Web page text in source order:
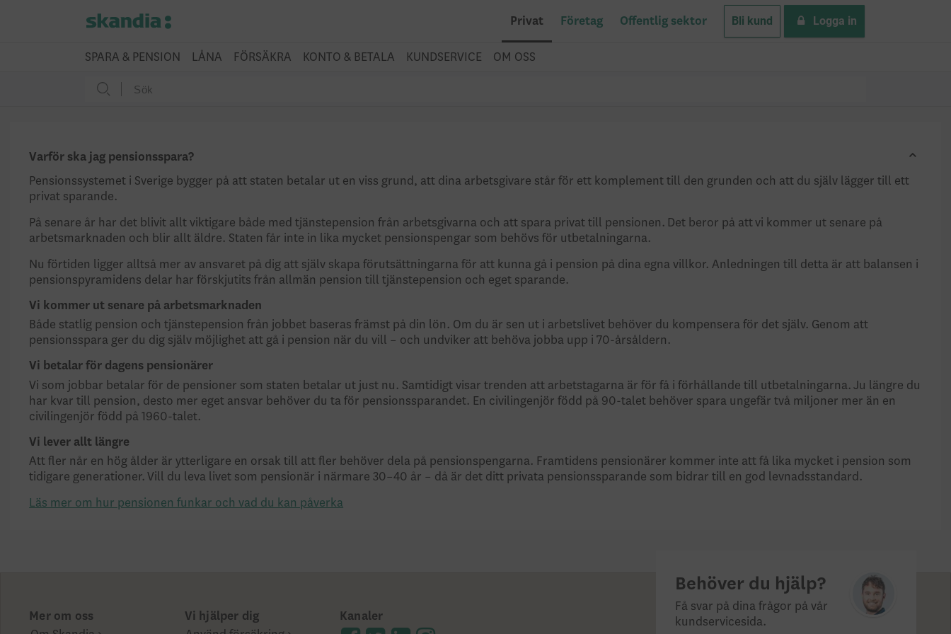
Privat Företag Offentlig sektor Bli kund Logga in
SPARA & PENSION LÅNA FÖRSÄKRA KONTO & BETALA KUNDSERVICE OM OSS
Varför ska jag pensionsspara?
Pensionssystemet i Sverige bygger på att staten betalar ut en viss grund, att dina arbetsgivare står för ett komplement till den grunden och att du själv lägger till ett
privat sparande.
På senare år har det blivit allt viktigare både med tjänstepension från arbetsgivarna och att spara privat till pensionen. Det beror på att vi kommer ut senare på
arbetsmarknaden och blir allt äldre. Staten får inte in lika mycket pensionspengar som behövs för utbetalningarna.
Nu förtiden ligger alltså mer av ansvaret på dig att själv skapa förutsättningarna för att kunna gå i pension på dina egna villkor. Anledningen till detta är att balansen i
pensionspyramidens delar har förskjutits från allmän pension till tjänstepension och eget sparande.
Vi kommer ut senare på arbetsmarknaden
Både statlig pension och tjänstepension från jobbet baseras främst på din lön. Om du är sen ut i arbetslivet behöver du kompensera för det själv. Genom att
pensionsspara ger du dig själv möjlighet att gå i pension när du vill – och undviker att behöva jobba upp i 70-årsåldern.
Vi betalar för dagens pensionärer
Vi som jobbar betalar för de pensioner som staten betalar ut just nu. Samtidigt visar trenden att arbets­tagarna är för få i förhållande till utbetalningarna. Ju längre du
har kvar till pension, desto mer eget ansvar behöver du ta för pensions­sparandet. En civilingenjör född på 90-talet behöver spara ungefär två miljoner mer än en
civilingenjör född på 1960-talet.
Vi lever allt längre
Att fler når en hög ålder är ytterligare en orsak till att fler behöver dela på pensionspengarna. Framtidens pensionärer kommer inte att få lika mycket i pension som
tidigare generationer. Vill du leva livet som pensionär i närmare 30–40 år – då är det ditt privata pensionssparande som bidrar till en god levnads­standard.
Läs mer om hur pensionen funkar och vad du kan påverka
Behöver du hjälp?
Få svar på dina frågor på vår
kundservicesida.
Mer om oss
Vi hjälper dig
Kanaler